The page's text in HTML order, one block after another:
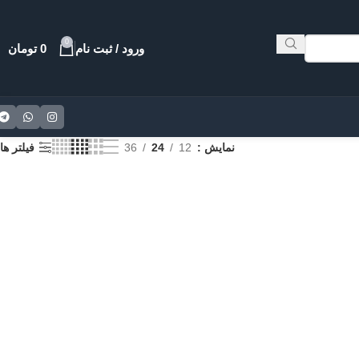
ورود / ثبت نام 0
0 تومان
نمایش 12
24
36 فیلتر ها